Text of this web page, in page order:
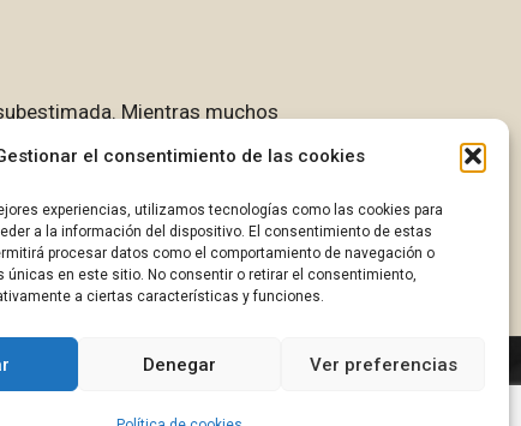
el consentimiento de las cookies
experiencias, utilizamos tecnologías como las cookies para
a la información del dispositivo. El consentimiento de estas
procesar datos como el comportamiento de navegación o
únicas en este sitio. No consentir o retirar el consentimiento,
a ciertas características y funciones.
Denegar Ver preferencias
Mientras muchos
0 Leer más